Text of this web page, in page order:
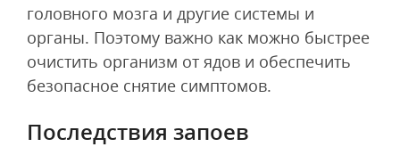
головного мозга и другие системы и
органы. Поэтому важно как можно быстрее
очистить организм от ядов и обеспечить
безопасное снятие симптомов.
Последствия запоев